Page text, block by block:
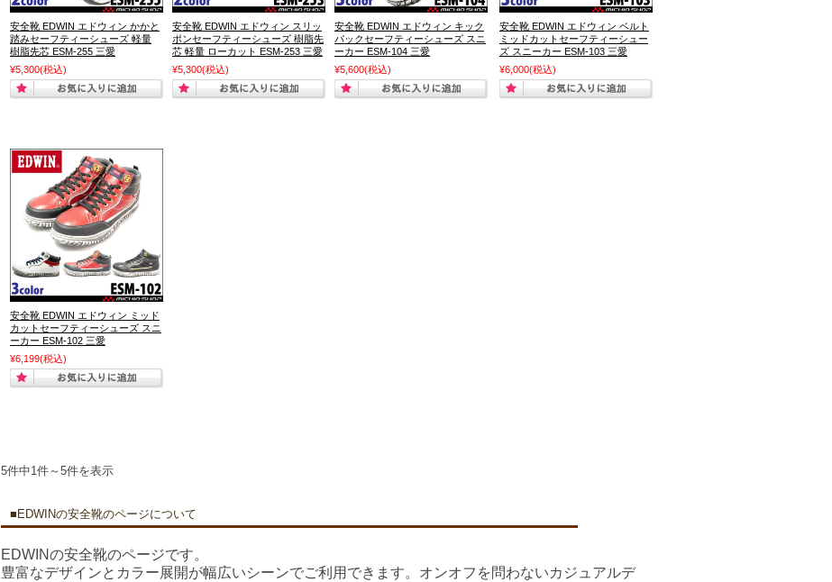
安全靴 EDWIN エドウィン かかと
踏みセーフティーシューズ 軽量
樹脂先芯 ESM-255 三愛
¥5,300(税込)
安全靴 EDWIN エドウィン スリッ
ポンセーフティーシューズ 樹脂先
芯 軽量 ローカット ESM-253 三愛
¥5,300(税込)
安全靴 EDWIN エドウィン キック
バックセーフティーシューズ スニ
ーカー ESM-104 三愛
¥5,600(税込)
安全靴 EDWIN エドウィン ベルト
ミッドカットセーフティーシュー
ズ スニーカー ESM-103 三愛
¥6,000(税込)
安全靴 EDWIN エドウィン ミッド
カットセーフティーシューズ スニ
ーカー ESM-102 三愛
¥6,199(税込)
5件中1件～5件を表示
■EDWINの安全靴のページについて
EDWINの安全靴のページです。
豊富なデザインとカラー展開が幅広いシーンでご利用できます。オンオフを問わないカジュアルデ